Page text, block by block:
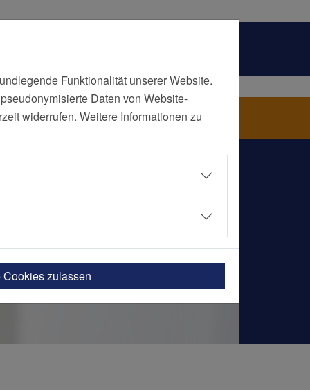
Mülheim an der Ruhr
Funktionalität unserer Website.
Daten von Website-
widerrufen. Weitere Informationen zu
Cookies zulassen